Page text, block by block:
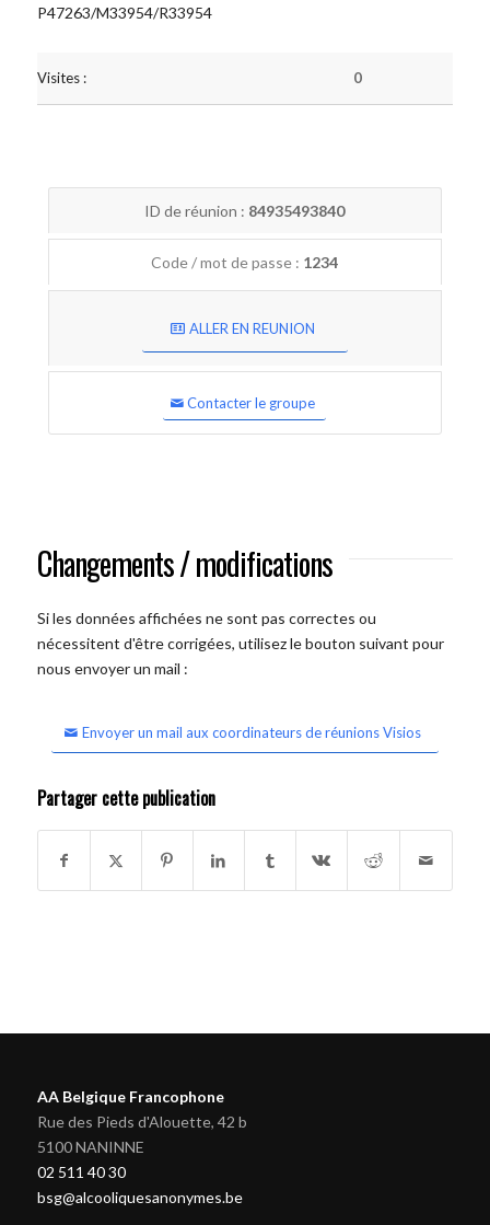
P47263/M33954/R33954
Visites : 0
ID de réunion : 84935493840
Code / mot de passe : 1234
ALLER EN REUNION
Contacter le groupe
Changements / modifications
Si les données affichées ne sont pas correctes ou
nécessitent d'être corrigées, utilisez le bouton suivant pour
nous envoyer un mail :
Envoyer un mail aux coordinateurs de réunions Visios
Partager cette publication
AA Belgique Francophone
Rue des Pieds d'Alouette, 42 b
5100 NANINNE
02 511 40 30
bsg@alcooliquesanonymes.be